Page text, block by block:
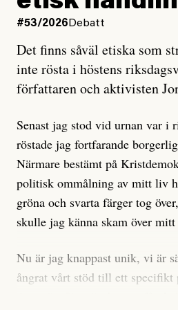
oro inom rörelsen.
Artikeln undersöker inte, som
är sant, vad som är rykten”,
ännu mer ryktesspridning. Det
misstänkta personen är en
får veta är att personen har
under åren, att den har raderat
sociala medier, att artikelns
på personens ekonomi och att
anonyma röster inom rörelsen
anses vara anledningar att titta
men ingenting av detta är
#53/2026 Debatt
Det finns såväl etiska som
inte rösta i höstens
författaren och aktivisten
Senast jag stod vid urnan var i
röstade jag fortfarande
Närmare bestämt på
politisk ommålning av mitt liv
gröna och svarta färger tog
skulle jag känna skam över
Nu är jag knappast unik, vi är
ångrat vårt stöd till ett